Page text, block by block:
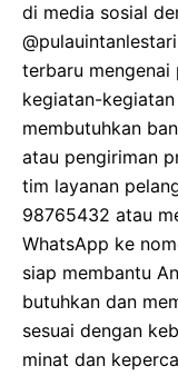
di media sosial
terbaru
kegiatan-
membutuhkan
atau pengiriman
tim layanan
98765432 atau
WhatsApp ke
siap membantu
butuhkan dan
sesuai dengan
minat dan